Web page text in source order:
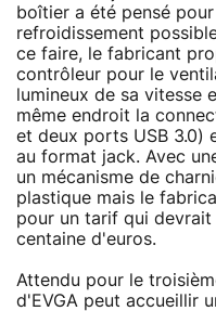
boîtier a été pensé
refroidissement
ce faire, le fabricant
contrôleur pour le
lumineux de sa vitesse
même endroit la
et deux ports USB 3.0)
au format jack. Avec
un mécanisme de
plastique mais le
pour un tarif qui
centaine d'euros.
Attendu pour le
d'EVGA peut accueillir